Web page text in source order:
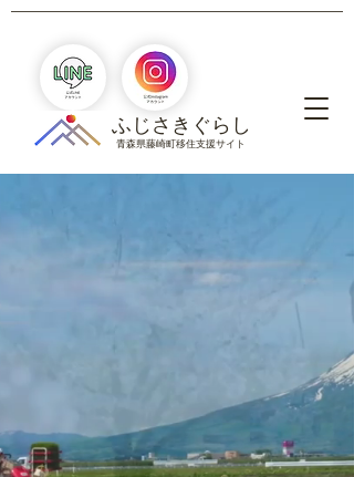
青森県藤崎町移住支援サイト
​ふじさきぐらし